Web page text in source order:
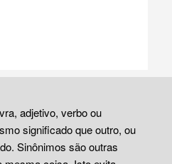
adjetivo, verbo ou
significado que outro, ou
Sinônimos são outras